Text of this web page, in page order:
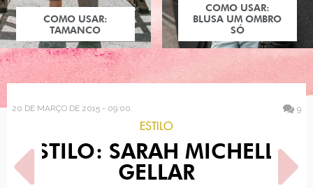
COMO USAR:
TAMANCO
COMO USAR:
BLUSA UM OMBRO
SÓ
20 DE MARÇO DE 2015 - 09:00 9
ESTILO
ESTILO: SARAH MICHELLE
GELLAR